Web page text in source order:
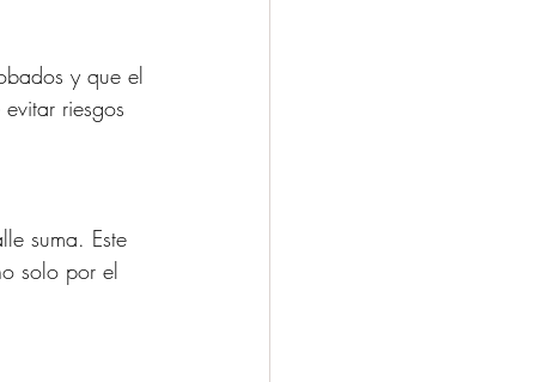
y que el
riesgos
suma. Este
solo por el